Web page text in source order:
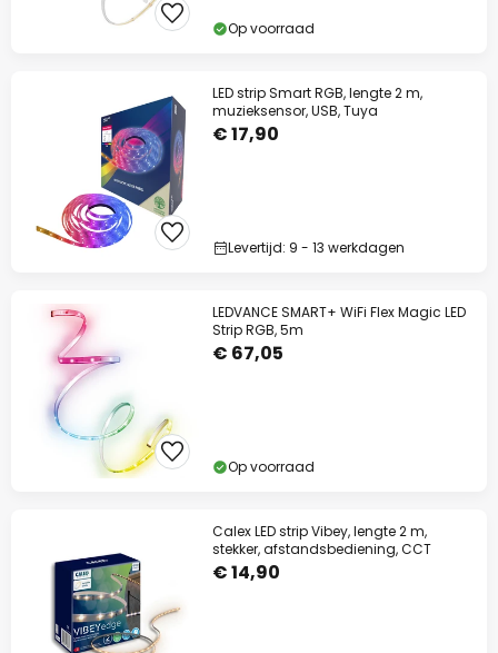
Op voorraad
LED strip Smart RGB, lengte 2 m,
muzieksensor, USB, Tuya
€ 17,90
Levertijd: 9 - 13 werkdagen
LEDVANCE SMART+ WiFi Flex Magic LED
Strip RGB, 5m
€ 67,05
Op voorraad
Calex LED strip Vibey, lengte 2 m,
stekker, afstandsbediening, CCT
€ 14,90